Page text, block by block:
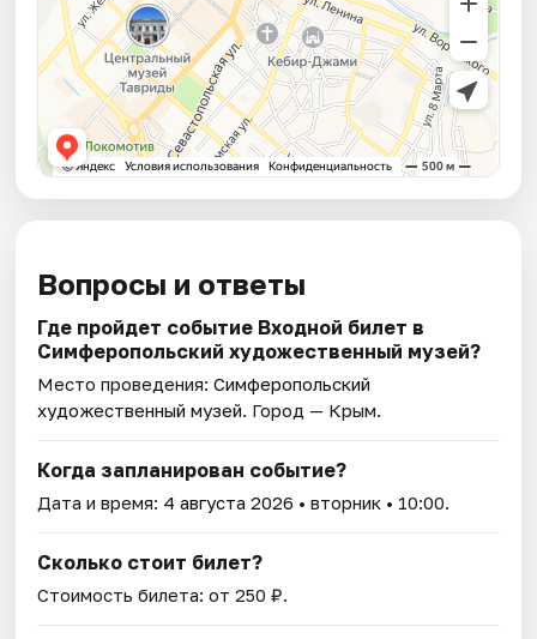
Вопросы и ответы
Где пройдет событие Входной билет в
Симферопольский художественный музей?
Место проведения:Симферопольский
художественный музей. Город — Крым.
Когда запланирован событие?
Дата и время: 4 августа 2026 • вторник • 10:00.
Сколько стоит билет?
Стоимость билета: от 250 ₽.